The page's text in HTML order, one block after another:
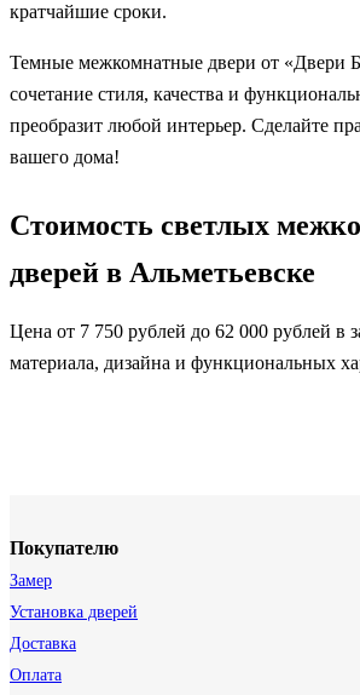
кратчайшие сроки.
Темные межкомнатные двери от «Двери
сочетание стиля, качества и
преобразит любой интерьер. Сделайте
вашего дома!
Стоимость светлых
дверей в Альметьевске
Цена от 7 750 рублей до 62 000 рублей в
материала, дизайна и функциональных
Покупателю
Замер
Установка дверей
Доставка
Оплата